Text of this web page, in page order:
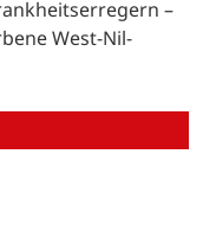
–
West-Nil-